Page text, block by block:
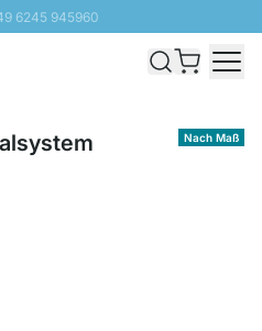
6245 945960
Gratis Versand ab 100€
Nach Maß